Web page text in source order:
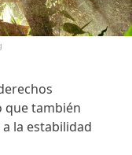
que también
la estabilidad